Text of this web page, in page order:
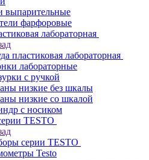
выпарительные
фарфоровые
лабораторная
пластиковая лабораторная
лабораторные
с ручкой
низкие без шкалы
низкие со шкалой
с носиком
TESTO
серии TESTO
Testo